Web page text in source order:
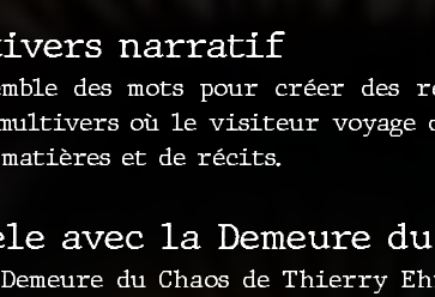
narratif
des mots pour créer
où le visiteur voyage
et de récits.
avec la Demeure du
du Chaos de Thierry